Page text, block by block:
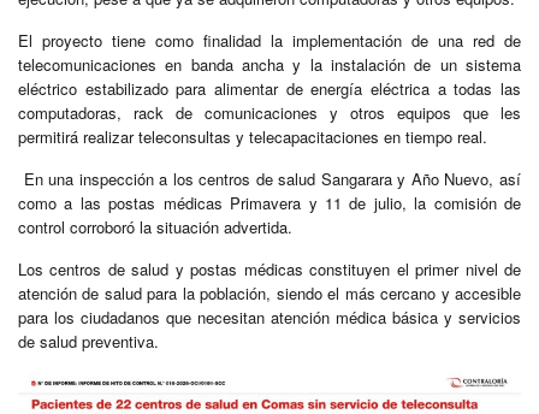
El proyecto tiene como finalidad la implementación de una red de
telecomunicaciones en banda ancha y la instalación de un sistema
eléctrico estabilizado para alimentar de energía eléctrica a todas las
computadoras, rack de comunicaciones y otros equipos que les
permitirá realizar teleconsultas y telecapacitaciones en tiempo real.
En una inspección a los centros de salud Sangarara y Año Nuevo, así
como a las postas médicas Primavera y 11 de julio, la comisión de
control corroboró la situación advertida.
Los centros de salud y postas médicas constituyen el primer nivel de
atención de salud para la población, siendo el más cercano y accesible
para los ciudadanos que necesitan atención médica básica y servicios
de salud preventiva.